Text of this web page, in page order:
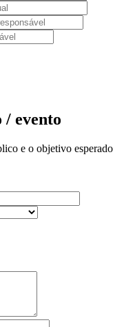
/ evento
e o objetivo esperado